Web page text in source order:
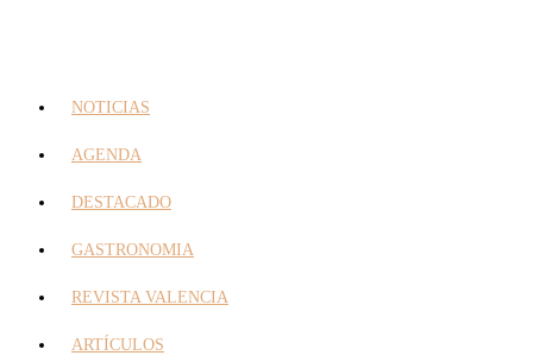
NOTICIAS
AGENDA
DESTACADO
GASTRONOMIA
REVISTA VALENCIA
ARTÍCULOS